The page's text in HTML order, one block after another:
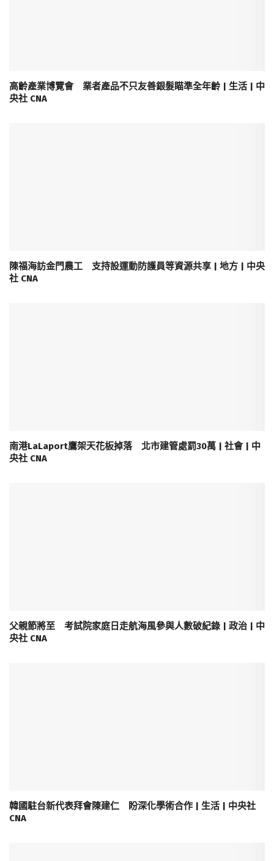
高齡產業博覽會 業者產品不只友善銀髮瞄準全年齡 | 生活 | 中
央社 CNA
陳福海訪金門農工 支持設運動防護員等資源共享 | 地方 | 中央
社 CNA
南港LaLaport鷹架天花板掉落 北市建管處罰30萬 | 社會 | 中
央社 CNA
父親節將至 考試院家庭日走航海風參與人數破紀錄 | 政治 | 中
央社 CNA
韓國駐台新代表拜會陳建仁 盼深化學術合作 | 生活 | 中央社
CNA